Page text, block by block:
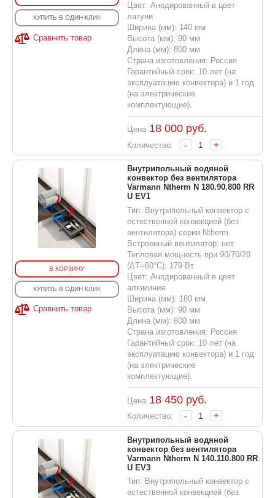
КУПИТЬ В ОДИН КЛИК
Сравнить товар
Цвет: Анодированный в цвет
латуни
Ширина (мм): 140 мм
Высота (мм): 90 мм
Длина (мм): 800 мм
Страна изготовления: Россия
Гарантийный срок: 10 лет (на
эксплуатацию конвектора) и 1 год
(на электрические
комплектующие).
Цена 18 000руб.
Количество: - +
В КОРЗИНУ
КУПИТЬ В ОДИН КЛИК
Сравнить товар
Внутрипольный водяной
конвектор без вентилятора
Varmann Ntherm N 180.90.800 RR
U EV1
Тип: Внутрипольный конвектор с
естественной конвекцией (без
вентилятора) серии Ntherm
Встроенный вентилятор: нет
Тепловая мощность при 90/70/20
(ΔT=60°C): 179 Вт
Цвет: Анодированный в цвет
алюминия
Ширина (мм): 180 мм
Высота (мм): 90 мм
Длина (мм): 800 мм
Страна изготовления: Россия
Гарантийный срок: 10 лет (на
эксплуатацию конвектора) и 1 год
(на электрические
комплектующие).
Цена 18 450руб.
Количество: - +
Внутрипольный водяной
конвектор без вентилятора
Varmann Ntherm N 140.110.800 RR
U EV3
Тип: Внутрипольный конвектор с
естественной конвекцией (без